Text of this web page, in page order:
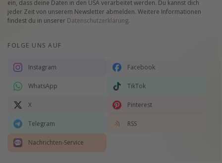
ein, dass deine Daten in den USA verarbeitet werden. Du kannst dich
jeder Zeit von unserem Newsletter abmelden. Weitere Informationen
findest du in unserer Datenschutzerklärung.
FOLGE UNS AUF
Instagram Facebook
WhatsApp TikTok
X Pinterest
Telegram RSS
Nachrichten-Service